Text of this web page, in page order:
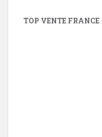
TOP VENTE FRANCE